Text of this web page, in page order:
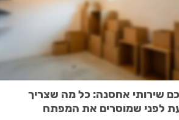
שירותי אחסנה: כל מה שצריך
לפני שמוסרים את המפתח